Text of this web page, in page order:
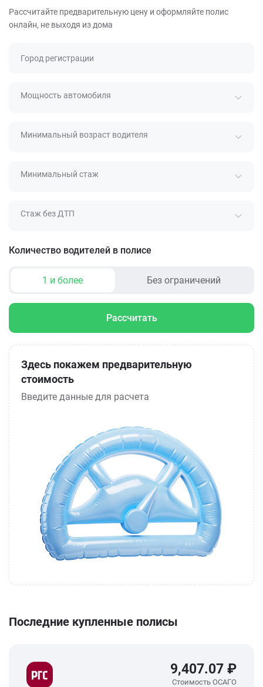
Рассчитайте предварительную цену и оформляйте полис
онлайн, не выходя из дома
Город регистрации
Мощность автомобиля
Минимальный возраст водителя
Минимальный стаж
Стаж без ДТП
Количество водителей в полисе
1 и более Без ограничений
Рассчитать
Здесь покажем предварительную
стоимость
Введите данные для расчета
Последние купленные полисы
9,407.07 ₽
Стоимость ОСАГО